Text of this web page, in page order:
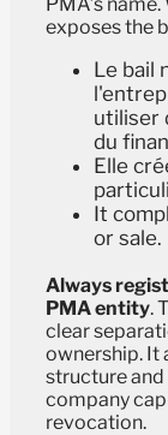
exposes the
Le bail
utiliser
du
Elle
It
or sale.
Always
PMA entity.
clear
ownership. It
structure
company
revocation.